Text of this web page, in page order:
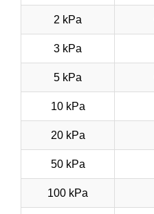
2 kPa
3 kPa
5 kPa
10 kPa
20 kPa
50 kPa
100 kPa